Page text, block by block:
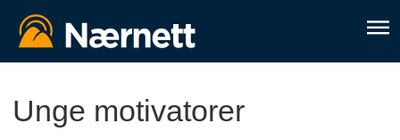
Unge motivatorer